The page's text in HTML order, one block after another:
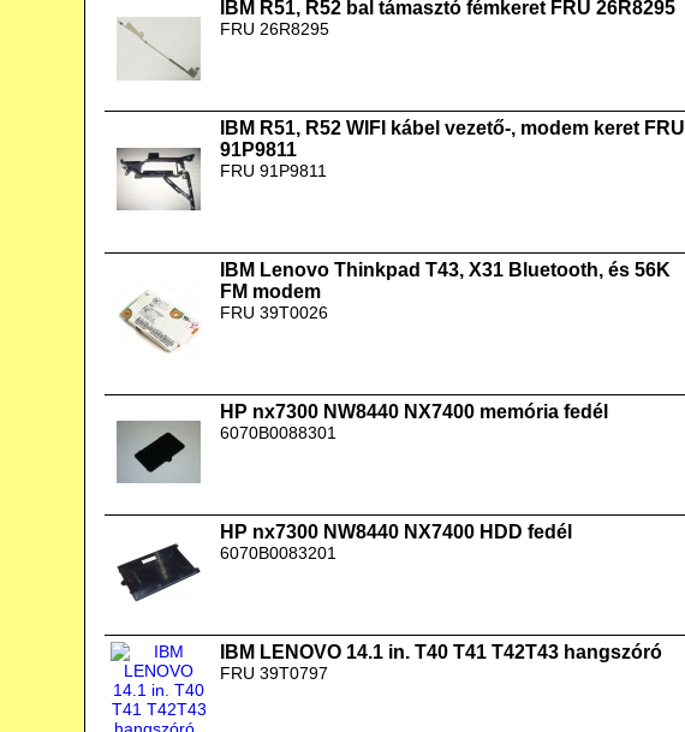
IBM R51, R52 bal támasztó fémkeret FRU 26R8295
FRU 26R8295
IBM R51, R52 WIFI kábel vezető-, modem keret FRU
91P9811
FRU 91P9811
IBM Lenovo Thinkpad T43, X31 Bluetooth, és 56K
FM modem
FRU 39T0026
HP nx7300 NW8440 NX7400 memória fedél
6070B0088301
HP nx7300 NW8440 NX7400 HDD fedél
6070B0083201
IBM LENOVO 14.1 in. T40 T41 T42T43 hangszóró
FRU 39T0797